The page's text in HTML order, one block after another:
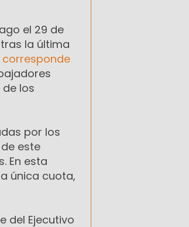
el 29 de
la última
de los
por los
este
En esta
única cuota,
del Ejecutivo